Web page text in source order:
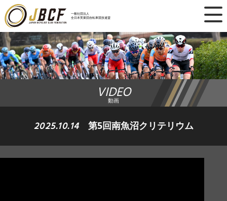
一般社団法人
全日本実業団自転車競技連盟
×
ニュース
レース日程
ランキング
レース結果
チーム・選手
VIDEO
動画
2025.10.14 第5回南魚沼クリテリウム